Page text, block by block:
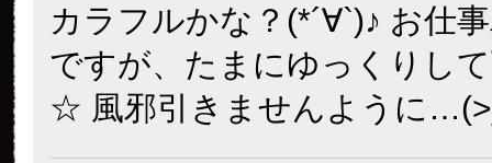
カラフルかな？(*´∀`)♪ お仕
ですが、たまにゆっくりし
☆ 風邪引きませんように